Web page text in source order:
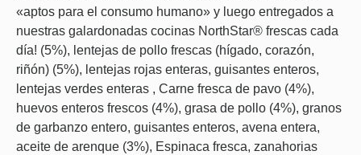
«aptos para el consumo humano» y luego entregados a
nuestras galardonadas cocinas NorthStar® frescas cada
día! (5%), lentejas de pollo frescas (hígado, corazón,
riñón) (5%), lentejas rojas enteras, guisantes enteros,
lentejas verdes enteras , Carne fresca de pavo (4%),
huevos enteros frescos (4%), grasa de pollo (4%), granos
de garbanzo entero, guisantes enteros, avena entera,
aceite de arenque (3%), Espinaca fresca, zanahorias